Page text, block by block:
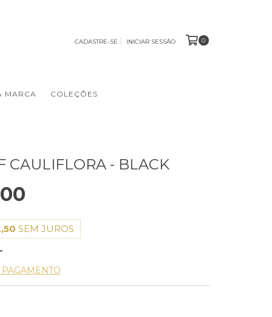
CADASTRE-SE INICIAR SESSÃO 0
MARCA COLEÇÕES
CAULIFLORA - BLACK
SEM JUROS